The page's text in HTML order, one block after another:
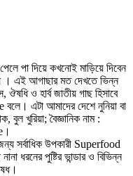
পা দিয়ে কখনোই মাড়িয়ে দিবেন
। এই আগাছার মত দেখতে ভিন্ন
ও হার্ব জাতীয় গাছ হিসাবে
এটা আমাদের দেশে নুনিয়া বা
বুল খুরিয়া; বৈজ্ঞানিক নাম :
সর্বাধিক উপকারী Superfood
ধরনের পুষ্টির ভান্ডার ও বিভিন্ন